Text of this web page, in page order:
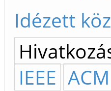
Idézett
IEEE ACM